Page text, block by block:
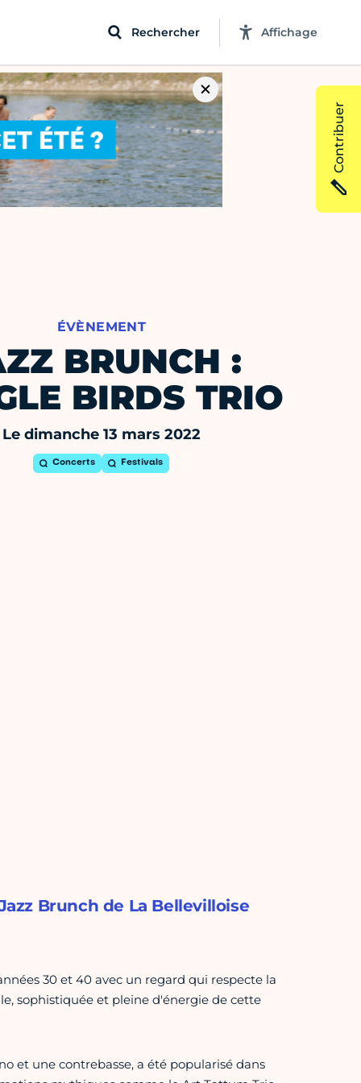
Rechercher Affichage
ÉVÈNEMENT
BRUNCH :
BIRDS TRIO
Le dimanche 13 mars 2022
Concerts Festivals
Brunch de La Bellevilloise
30 et 40 avec un regard qui respecte la
sophistiquée et pleine d'énergie de cette
et une contrebasse, a été popularisé dans
Contribuer